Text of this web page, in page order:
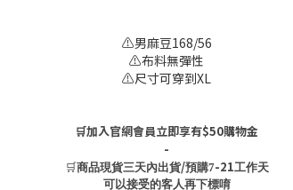
⚠️男麻豆168/56
⚠️布料無彈性
⚠️尺寸可穿到XL
🛒加入官網會員立即享有$50購物金
-
🛒商品現貨三天內出貨/預購7-21工作天
可以接受的客人再下標唷